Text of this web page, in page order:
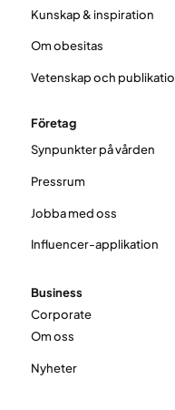
Kunskap & inspiration
Om obesitas
Vetenskap och
Företag
Synpunkter på vården
Pressrum
Jobba med oss
Influencer-applikation
Business
Corporate
Om oss
Nyheter